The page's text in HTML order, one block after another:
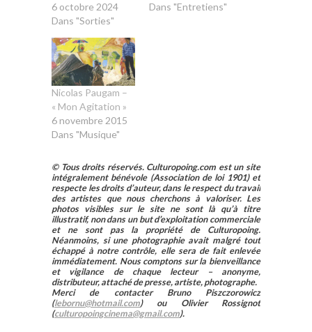
6 octobre 2024
Dans "Sorties"
Dans "Entretiens"
Nicolas Paugam –
« Mon Agitation »
6 novembre 2015
Dans "Musique"
© Tous droits réservés. Culturopoing.com est un site
intégralement bénévole (Association de loi 1901) et
respecte les droits d’auteur, dans le respect du travail
des artistes que nous cherchons à valoriser. Les
photos visibles sur le site ne sont là qu’à titre
illustratif, non dans un but d’exploitation commerciale
et ne sont pas la propriété de Culturopoing.
Néanmoins, si une photographie avait malgré tout
échappé à notre contrôle, elle sera de fait enlevée
immédiatement. Nous comptons sur la bienveillance
et vigilance de chaque lecteur – anonyme,
distributeur, attaché de presse, artiste, photographe.
Merci de contacter Bruno Piszczorowicz
(lebornu@hotmail.com) ou Olivier Rossignot
(culturopoingcinema@gmail.com).